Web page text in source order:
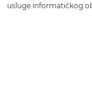
usluge informatičkog